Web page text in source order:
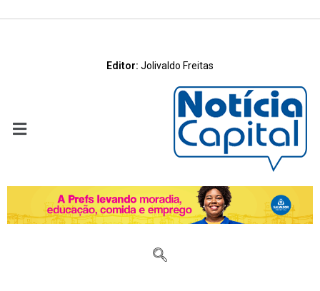
Editor: Jolivaldo Freitas